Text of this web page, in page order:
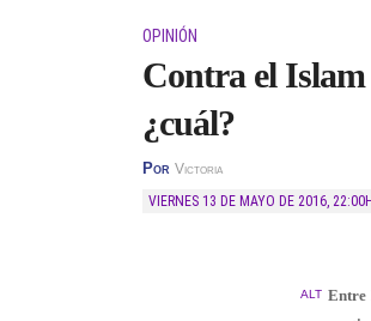
OPINIÓN
Contra el Islam
¿cuál?
Por Victoria
VIERNES 13 DE MAYO DE 2016, 22:00H
ALT Entre